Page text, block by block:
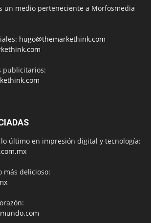
un medio perteneciente a Morfosmedia
hugo@themarkethink.com
publicitarios:
último en impresión digital y tecnología:
más delicioso: